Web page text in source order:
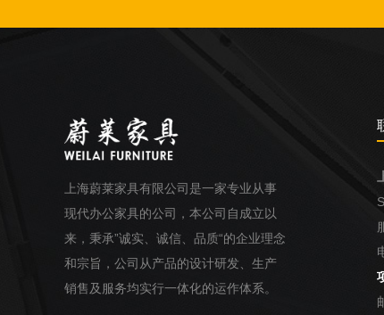
上海蔚莱家具有限公司是一家专业从事
现代办公家具的公司，本公司自成立以
来，秉承”诚实、诚信、品质“的企业理念
和宗旨，公司从产品的设计研发、生产
销售及服务均实行一体化的运作体系。